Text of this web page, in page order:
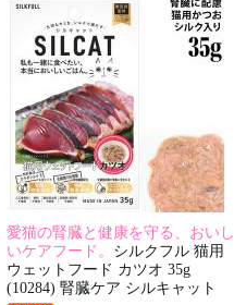
愛猫の腎臓と健康を守る、おいし
いケアフード。 シルクフル 猫用
ウェットフード カツオ 35g
(10284) 腎臓ケア シルキャット